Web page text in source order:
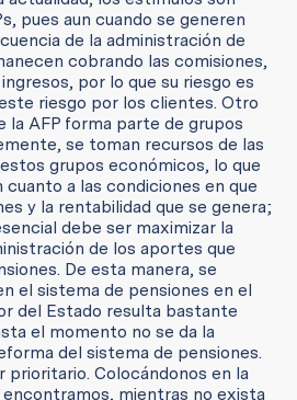
pues aun cuando se generen
de la administración de
cobrando las comisiones,
por lo que su riesgo es
riesgo por los clientes. Otro
la AFP forma parte de grupos
se toman recursos de las
grupos económicos, lo que
cuanto a las condiciones en que
y la rentabilidad que se genera;
debe ser maximizar la
de los aportes que
De esta manera, se
el sistema de pensiones en el
del Estado resulta bastante
el momento no se da la
del sistema de pensiones.
prioritario. Colocándonos en la
mientras no exista